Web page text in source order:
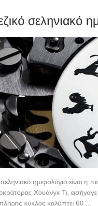
σεληνιακό
σεληνιακό ημερολόγιο είναι
Χουάνγκ Τι,
κύκλος καλύπτει 60 ...